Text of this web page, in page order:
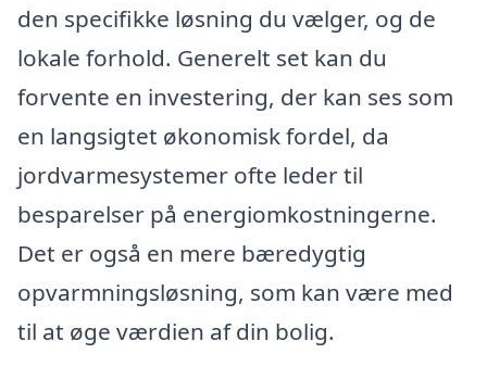
den specifikke løsning du vælger, og de
lokale forhold. Generelt set kan du
forvente en investering, der kan ses som
en langsigtet økonomisk fordel, da
jordvarmesystemer ofte leder til
besparelser på energiomkostningerne.
Det er også en mere bæredygtig
opvarmningsløsning, som kan være med
til at øge værdien af din bolig.